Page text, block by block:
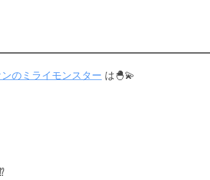
のミライモンスター は🐣💫